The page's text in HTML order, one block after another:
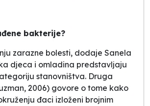
bakterije?
zarazne bolesti, dodaje Sanela
djeca i omladina predstavljaju
stanovništva. Druga
2006) govore o tome kako
đaci izloženi brojnim